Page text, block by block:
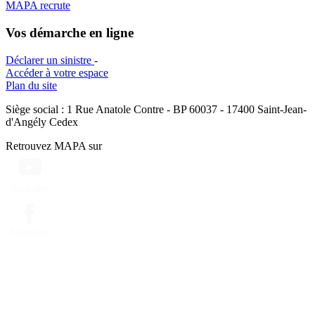
MAPA recrute
Vos démarche en ligne
Déclarer un sinistre -
Accéder à votre espace
Plan du site
Siège social : 1 Rue Anatole Contre - BP 60037 - 17400 Saint-Jean-
d'Angély Cedex
Retrouvez MAPA sur